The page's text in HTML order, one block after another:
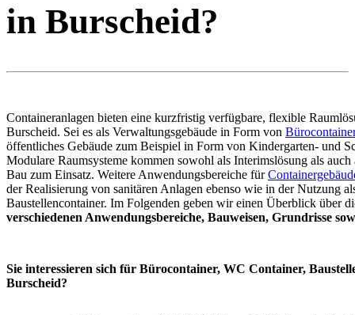
in Burscheid?
Containeranlagen bieten eine kurzfristig verfügbare, flexible
Burscheid. Sei es als Verwaltungsgebäude in Form von
öffentliches Gebäude zum Beispiel in Form von Kindergarten- und
Modulare Raumsysteme kommen sowohl als Interimslösung als auch
Bau zum Einsatz. Weitere Anwendungsbereiche für
der Realisierung von sanitären Anlagen ebenso wie in der Nutzung
Baustellencontainer. Im Folgenden geben wir einen Überblick über
verschiedenen Anwendungsbereiche, Bauweisen, Grundrisse
Sie interessieren sich für Bürocontainer, WC Container,
Burscheid?